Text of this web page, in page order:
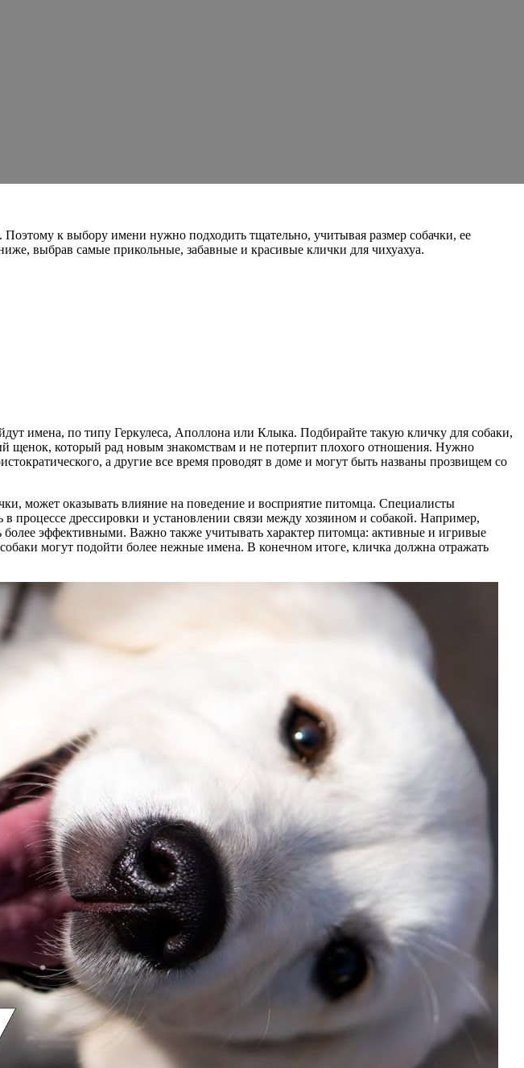
к выбору имени нужно подходить тщательно, учитывая размер собачки, ее
выбрав самые прикольные, забавные и красивые клички для чихуахуа.
имена, по типу Геркулеса, Аполлона или Клыка. Подбирайте такую кличку для собаки,
который рад новым знакомствам и не потерпит плохого отношения. Нужно
а другие все время проводят в доме и могут быть названы прозвищем со
может оказывать влияние на поведение и восприятие питомца. Специалисты
процессе дрессировки и установлении связи между хозяином и собакой. Например,
эффективными. Важно также учитывать характер питомца: активные и игривые
могут подойти более нежные имена. В конечном итоге, кличка должна отражать